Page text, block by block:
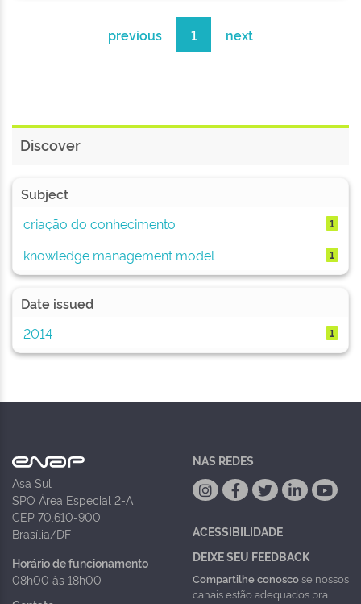
previous 1 next
Discover
Subject
criação do conhecimento
1
knowledge management model 1
Date issued
2014
1
Asa Sul
SPO Área Especial 2-A
CEP 70.610-900
Brasília/DF
Horário de funcionamento
08h00 às 18h00
NAS REDES
ACESSIBILIDADE
DEIXE SEU FEEDBACK
Compartilhe conoscose nossos
canais estão adequados pra